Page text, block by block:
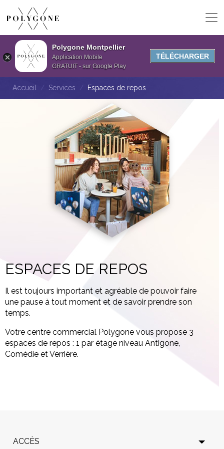
Polygone Montpellier
Application Mobile
GRATUIT - sur Google Play
TÉLÉCHARGER
Accueil Services Espaces de repos
ESPACES DE REPOS
Il est toujours important et agréable de pouvoir faire
une pause à tout moment et de savoir prendre son
temps.
Votre centre commercial Polygone vous propose 3
espaces de repos : 1 par étage niveau Antigone,
Comédie et Verrière.
ACCÈS